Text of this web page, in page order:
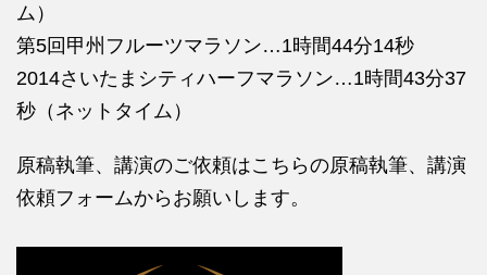
ム）
第5回甲州フルーツマラソン…1時間44分14秒
2014さいたまシティハーフマラソン…1時間43分37
秒（ネットタイム）
原稿執筆、講演のご依頼はこちらの原稿執筆、講演
依頼フォームからお願いします。